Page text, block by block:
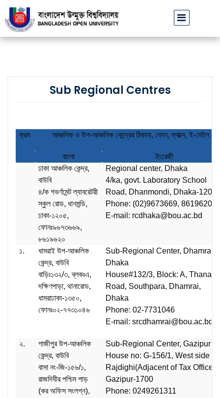
প্রতারণার চেষ্টা: সর্বসাধারণকে সতর্ক থাকার আহ্বান বাংলাদেশ উন্মুক্ত
Sub Regional Centres
ক্রম আঞ্চলিক ও উপ-আঞ্চলিক কেন্দ্রের ঠিকানা, ফোন, ফ্যাক্স, ই-মেইল
বাংলা
ইংরেজী
ঢাকা আঞ্চলিক কেন্দ্র,
বাউবি
৪/ক গভর্ণমেন্ট ল্যাবরেটরী
স্কুল রোড, ধানমন্ডি,
ঢাকা-১২০৫,
ফোনঃ৯৬৭৩৬৬৯,
৮৬১৯৬২০
Regional center, Dhaka
4/ka, govt. Laboratory School
Road, Dhanmondi, Dhaka-1205
Phone: (02)9673669, 8619620
E-mail: rcdhaka@bou.ac.bd
১.
ধামরাই উপ-আঞ্চলিক
কেন্দ্র, বাউবি
বাড়িঃ১৩২/৩, ব্লকঃএ,
দক্ষিণপাড়া, থানারোড,
ধামরাঢাকা-১৩৫০,
ফোনঃ০২-৭৭৩১০৪৬
Sub-Regional Center, Dhamrai,
Dhaka
House#132/3, Block: A, Thana
Road, Southpara, Dhamrai,
Dhaka
Phone: 02-7731046
E-mail:srcdhamrai@bou.ac.bd
২.
গাজীপুর উপ-আঞ্চলিক
কেন্দ্র, বাউবি
বাসা নং-জি-১৫৬/১,
রাজদিঘীর পশ্চিম পাড়
(কর অফিস সংলগ্ন),
Sub-Regional Center, Gazipur
House no: G-156/1, West side of
Rajdighi(Adjacent of Tax Office),
Gazipur-1700
Phone: 0249261311